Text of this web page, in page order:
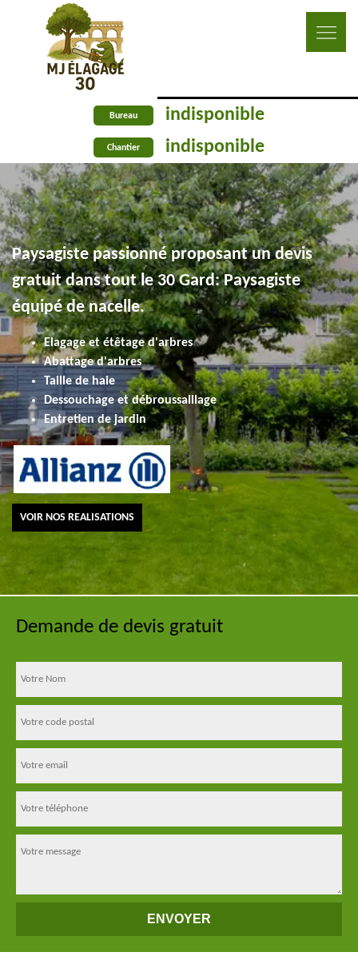
Bureau indisponible
Chantier indisponible
Paysagiste passionné proposant un devis
gratuit dans tout le 30 Gard: Paysagiste
équipé de nacelle.
Elagage et étêtage d'arbres
Abattage d'arbres
Taille de haie
Dessouchage et débroussaillage
Entretien de jardin
VOIR NOS REALISATIONS
Demande de devis gratuit